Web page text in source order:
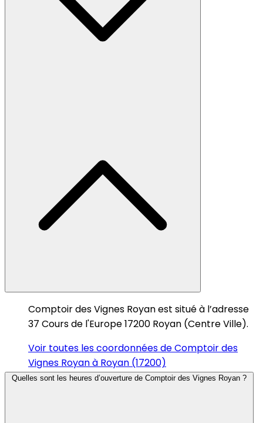
Comptoir des Vignes Royan est situé à l’adresse
37 Cours de l'Europe 17200 Royan (Centre Ville).
Voir toutes les coordonnées de Comptoir des
Vignes Royan à Royan (17200)
Quelles sont les heures d’ouverture de Comptoir des Vignes Royan ?